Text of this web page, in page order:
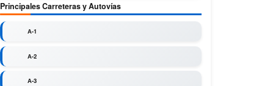
Principales Carreteras y Autovías
A-1
A-2
A-3